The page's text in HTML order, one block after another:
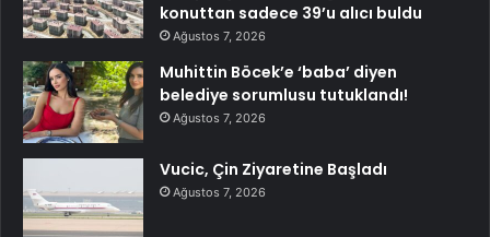
konuttan sadece 39’u alıcı buldu
Ağustos 7, 2026
Muhittin Böcek’e ‘baba’ diyen
belediye sorumlusu tutuklandı!
Ağustos 7, 2026
Vucic, Çin Ziyaretine Başladı
Ağustos 7, 2026